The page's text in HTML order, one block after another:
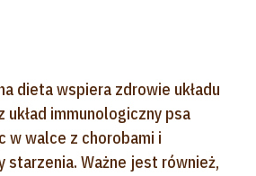
dieta wspiera zdrowie układu
immunologiczny psa
w walce z chorobami i
starzenia. Ważne jest również,